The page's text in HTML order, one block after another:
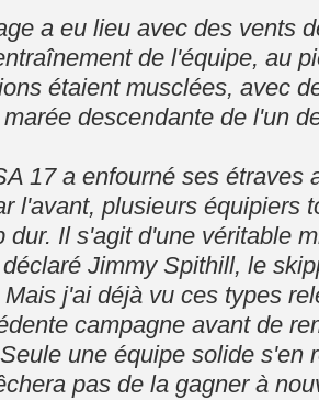
a eu lieu avec des vents
de l'équipe, au
étaient musclées, avec
descendante de l'un
17 a enfourné ses étraves
l'avant, plusieurs équipiers
dur. Il s'agit d'une véritable
Jimmy Spithill, le
j'ai déjà vu ces types
campagne avant de
une équipe solide s'en
pas de la gagner à